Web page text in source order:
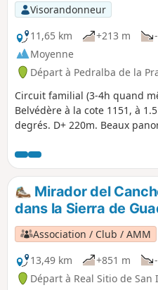
Visorandonneur
11,65 km
+213 m
Moyenne
Départ à Pedralba de la
Circuit familial (3-4h quand
Belvédère à la cote 1151, à
degrés. D+ 220m. Beaux
et la sierra au-dessus du lac
Mirador del
dans la Sierra de
Association / Club / AMM
13,49 km
+851 m
Départ à Real Sitio de San